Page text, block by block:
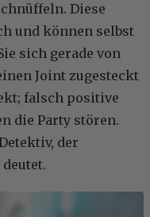
Diese
und können selbst
sich gerade von
Joint zugesteckt
falsch positive
die Party stören.
der